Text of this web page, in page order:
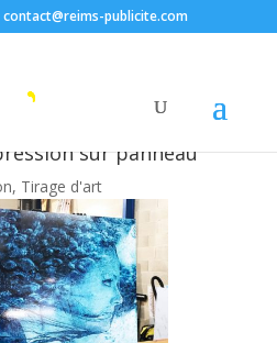
contact@reims-publicite.com
sur panneau
, Tirage d'art